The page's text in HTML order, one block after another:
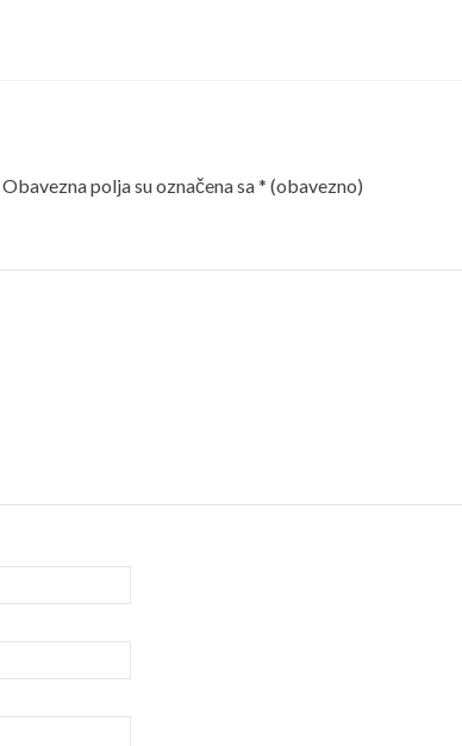
Obavezna polja su označena sa* (obavezno)